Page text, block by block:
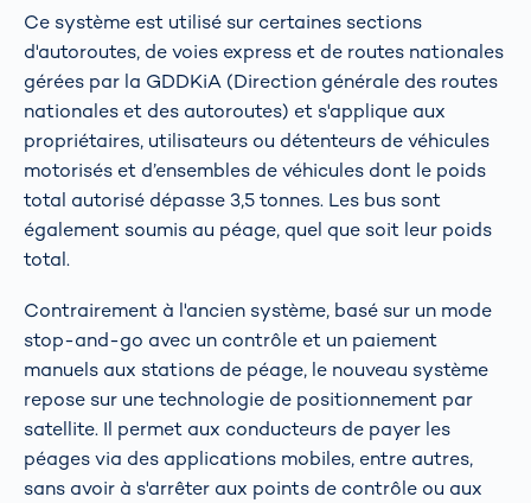
Ce système est utilisé sur certaines sections
d'autoroutes, de voies express et de routes nationales
gérées par la GDDKiA (Direction générale des routes
nationales et des autoroutes) et s'applique aux
propriétaires, utilisateurs ou détenteurs de véhicules
motorisés et d’ensembles de véhicules dont le poids
total autorisé dépasse 3,5 tonnes. Les bus sont
également soumis au péage, quel que soit leur poids
total.
Contrairement à l'ancien système, basé sur un mode
stop-and-go avec un contrôle et un paiement
manuels aux stations de péage, le nouveau système
repose sur une technologie de positionnement par
satellite. Il permet aux conducteurs de payer les
péages via des applications mobiles, entre autres,
sans avoir à s'arrêter aux points de contrôle ou aux